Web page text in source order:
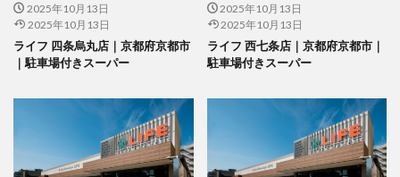
2025年10月13日
2025年10月13日
ライフ 四条烏丸店｜京都府京都市
｜駐車場付きスーパー
2025年10月13日
2025年10月13日
ライフ 西七条店｜京都府京都市｜
駐車場付きスーパー